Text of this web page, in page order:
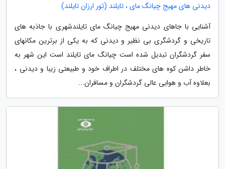
دیدنی های مهیج چیانگ مای ، تایلند (تور ارزان تایلند)
آشنایی با جاهای دیدنی مهیج چیانگ مای تایلندشهری با جاذبه های
تاریخی و گردشگری بی نظیر و دیدنی که به یکی از برترین مکانهای
سفر گردشگران تبدیل شده است چیانگ مای تایلند است این شهر به
خاطر داشن کوه های مختلف در اطراف خود و طبیعتی زیبا و دیدنی ،
بعلاوه آب و هوایی عالی گردشگران و مسافران...